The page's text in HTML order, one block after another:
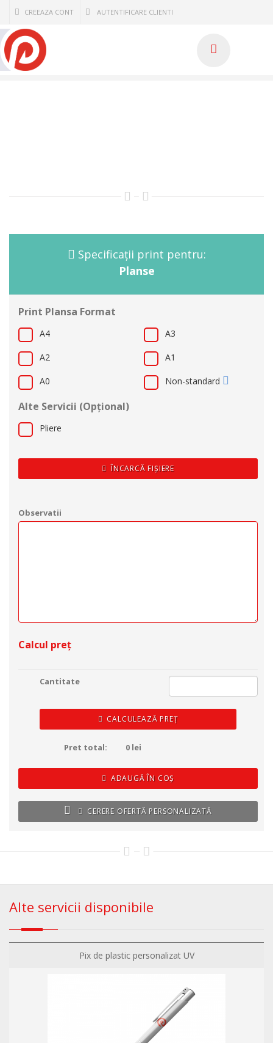
CREEAZA CONT AUTENTIFICARE CLIENTI
Specificații print pentru:
Planse
Print Plansa Format
A4 A3
A2 A1
A0 Non-standard
Alte Servicii (Opțional)
Pliere
ÎNCARCĂ FIȘIERE
Observatii
Calcul preț
Cantitate
CALCULEAZĂ PREȚ
Pret total: 0 lei
ADAUGĂ ÎN COȘ
CERERE OFERTĂ PERSONALIZATĂ
Alte servicii disponibile
Pix de plastic personalizat UV